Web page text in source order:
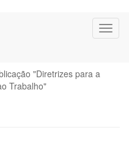
"Diretrizes para a
Trabalho"